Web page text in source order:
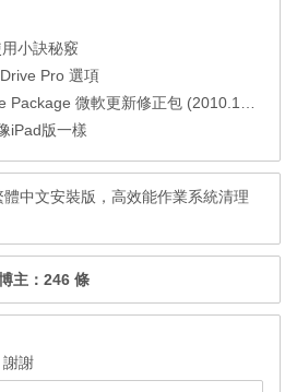
小訣秘竅
Pro 選項
微軟更新修正包 (2010.11月份)
iPad版一樣
中文安裝版，高效能作業系統清理
主：246 條
謝謝